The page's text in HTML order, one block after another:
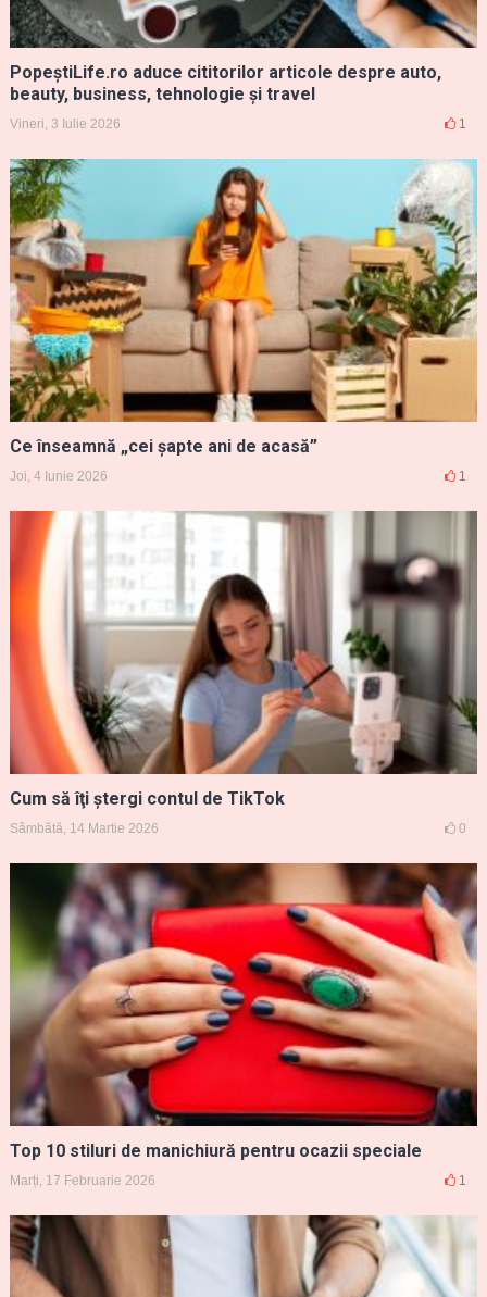
PopeștiLife.ro aduce cititorilor articole despre auto,
beauty, business, tehnologie și travel
Vineri, 3 Iulie 2026 1
Ce înseamnă „cei șapte ani de acasă”
Joi, 4 Iunie 2026 1
Cum să îţi ştergi contul de TikTok
Sâmbătă, 14 Martie 2026 0
Top 10 stiluri de manichiură pentru ocazii speciale
Marți, 17 Februarie 2026 1